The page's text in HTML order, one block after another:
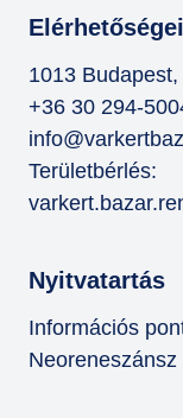
1013
+36 30 294-
Területbérlés:
Nyitvatartás
Információs